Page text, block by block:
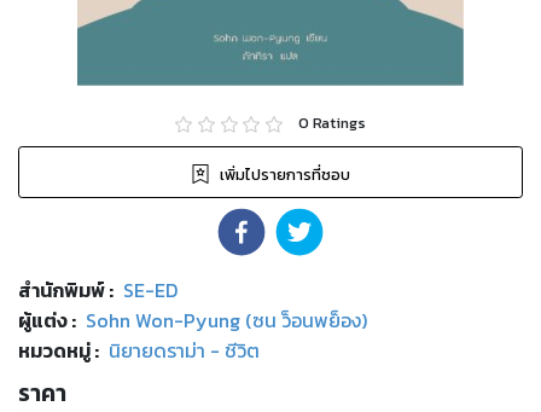
0 Ratings
เพิ่มไปรายการที่ชอบ
สำนักพิมพ์: SE-ED
ผู้แต่ง : Sohn Won-Pyung (ซน ว็อนพย็อง)
หมวดหมู่: นิยายดราม่า - ชีวิต
ราคา